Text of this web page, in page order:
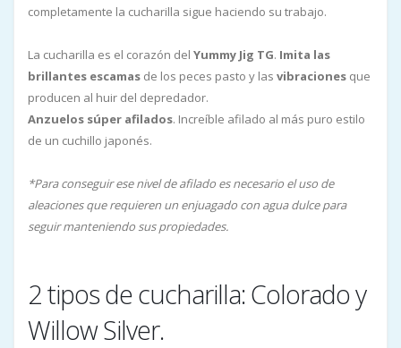
completamente la cucharilla sigue haciendo su trabajo.
La cucharilla es el corazón del Yummy Jig TG. Imita las
brillantes escamas de los peces pasto y las vibraciones que
producen al huir del depredador.
Anzuelos súper afilados. Increíble afilado al más puro estilo
de un cuchillo japonés.
*Para conseguir ese nivel de afilado es necesario el uso de
aleaciones que requieren un enjuagado con agua dulce para
seguir manteniendo sus propiedades.
2 tipos de cucharilla: Colorado y
Willow Silver.